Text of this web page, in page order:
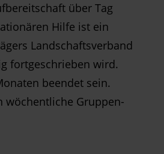
über Tag
Hilfe ist ein
Landschaftsverband
fortgeschrieben wird.
beendet sein.
wöchentliche Gruppen-